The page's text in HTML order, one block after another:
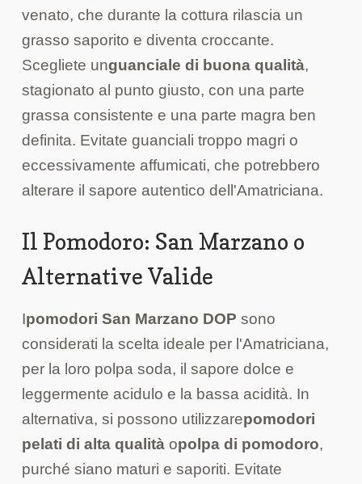
venato, che durante la cottura rilascia un
grasso saporito e diventa croccante.
Scegliete unguanciale di buona qualità,
stagionato al punto giusto, con una parte
grassa consistente e una parte magra ben
definita. Evitate guanciali troppo magri o
eccessivamente affumicati, che potrebbero
alterare il sapore autentico dell'Amatriciana.
Il Pomodoro: San Marzano o
Alternative Valide
Ipomodori San Marzano DOP sono
considerati la scelta ideale per l'Amatriciana,
per la loro polpa soda, il sapore dolce e
leggermente acidulo e la bassa acidità. In
alternativa, si possono utilizzarepomodori
pelati di alta qualità opolpa di pomodoro,
purché siano maturi e saporiti. Evitate